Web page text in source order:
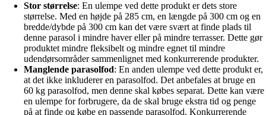
Stor størrelse: En ulempe ved dette produkt er dets store
størrelse. Med en højde på 285 cm, en længde på 300 cm og en
bredde/dybde på 300 cm kan det være svært at finde plads til
denne parasol i mindre haver eller på mindre terrasser. Dette gør
produktet mindre fleksibelt og mindre egnet til mindre
udendørsområder sammenlignet med konkurrerende produkter.
Manglende parasolfod: En anden ulempe ved dette produkt er,
at det ikke inkluderer en parasolfod. Det anbefales at bruge en
60 kg parasolfod, men denne skal købes separat. Dette kan være
en ulempe for forbrugere, da de skal bruge ekstra tid og penge
på at finde og købe en passende parasolfod. Konkurrerende